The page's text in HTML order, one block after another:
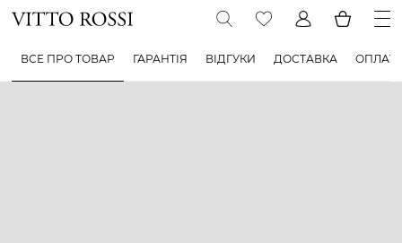
ВСЕ ПРО ТОВАР ГАРАНТІЯ ВІДГУКИ ДОСТАВКА